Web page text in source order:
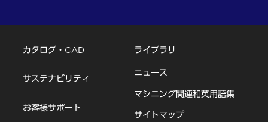
カタログ・CAD
サステナビリティ
お客様サポート
ライブラリ
ニュース
マシニング関連和英用語集
サイトマップ